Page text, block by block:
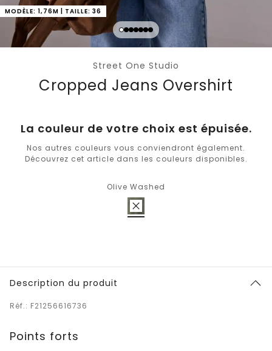
MODÈLE: 1,76M | TAILLE: 36
Street One Studio
Cropped Jeans Overshirt
La couleur de votre choix est épuisée.
Nos autres couleurs vous conviendront également.
Découvrez cet article dans les couleurs disponibles.
Olive Washed
Description du produit
Réf.: F21256616736
Points forts